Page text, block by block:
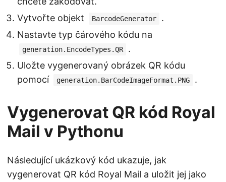
Vytvořte objekt
BarcodeGenerator
.
Nastavte typ čárového kódu na
generation.EncodeTypes.QR
.
Uložte vygenerovaný obrázek QR kódu
pomocí
generation.BarCodeImageFormat.PNG .
Vygenerovat QR kód Royal
Mail v Pythonu
Následující ukázkový kód ukazuje, jak
vygenerovat QR kód Royal Mail a uložit jej jako